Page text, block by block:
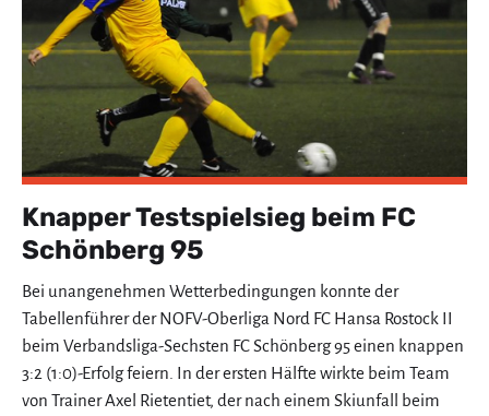
Knapper Testspielsieg beim FC
Schönberg 95
Bei unangenehmen Wetterbedingungen konnte der
Tabellenführer der NOFV-Oberliga Nord FC Hansa Rostock II
beim Verbandsliga-Sechsten FC Schönberg 95 einen knappen
3:2 (1:0)-Erfolg feiern. In der ersten Hälfte wirkte beim Team
von Trainer Axel Rietentiet, der nach einem Skiunfall beim